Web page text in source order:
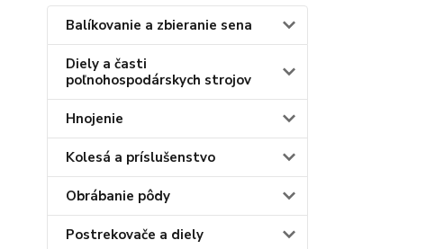
Balíkovanie a zbieranie sena
Diely a časti
poľnohospodárskych strojov
Hnojenie
Kolesá a príslušenstvo
Obrábanie pôdy
Postrekovače a diely